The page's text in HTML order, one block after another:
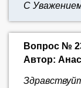
С
Вопрос №
Автор: